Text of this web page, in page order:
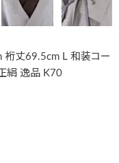
裄丈69.5cm L 和装コー
絹 逸品 K70